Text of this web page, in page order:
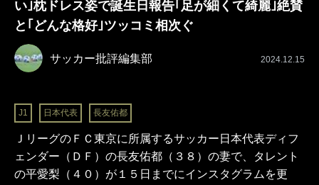
い｣枕ドレス姿で誕生日報告｢足が細くて綺麗｣絶賛
と｢どんな格好｣ツッコミ相次ぐ
サッカー批評編集部 2024.12.15
J1 日本代表 長友佑都
ＪリーグのＦＣ東京に所属するサッカー日本代表ディフ
ェンダー（ＤＦ）の長友佑都（３８）の妻で、タレント
の平愛梨（４０）が１５日までにインスタグラムを更